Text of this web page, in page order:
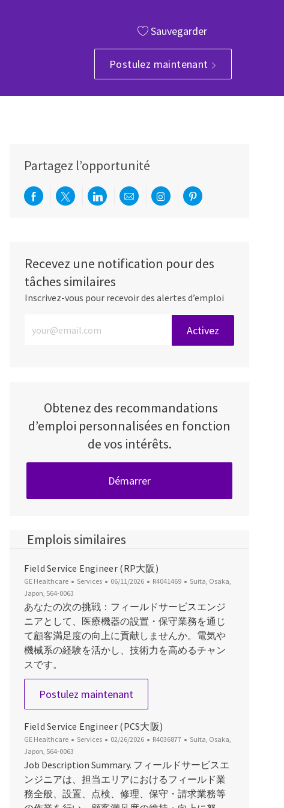
Sauvegarder
Postulez maintenant
Partagez l’opportunité
Partager via Facebook
Partager via twitter
Partager via LinkedIn
Partager par e-mail
Partager via Instagram
Partager via Pinterest
Recevez une notification pour des
tâches similaires
Inscrivez-vous pour recevoir des alertes d’emploi
Entrez l’adresse e-mail (obligatoire)
Activez
Obtenez des recommandations
d’emploi personnalisées en fonction
de vos intérêts.
Démarrer
Emplois similaires
Field Service Engineer (RP大阪)
GE Healthcare Catégorie
Services Date d’affichage
06/11/2026 ID du poste
R4041469 Emplacement
Suita, Osaka,
Japon, 564-0063
あなたの次の挑戦：フィールドサービスエンジ
ニアとして、医療機器の設置・保守業務を通じ
て顧客満足度の向上に貢献しませんか。電気や
機械系の経験を活かし、技術力を高めるチャン
スです。
Postulez maintenant
Field Service Engineer (PCS大阪)
GE Healthcare Catégorie
Services Date d’affichage
02/26/2026 ID du poste
R4036877 Emplacement
Suita, Osaka,
Japon, 564-0063
Job Description Summary. フィールドサービスエ
ンジニアは、担当エリアにおけるフィールド業
務全般、設置、点検、修理、保守・請求業務等